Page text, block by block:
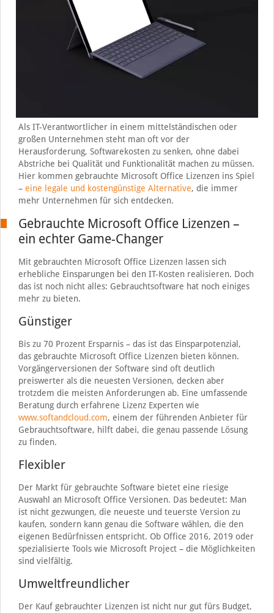
Als IT-Verantwortlicher in einem mittelständischen oder
großen Unternehmen steht man oft vor der
Herausforderung, Softwarekosten zu senken, ohne dabei
Abstriche bei Qualität und Funktionalität machen zu müssen.
Hier kommen gebrauchte Microsoft Office Lizenzen ins Spiel
– eine legale und kostengünstige Alternative, die immer
mehr Unternehmen für sich entdecken.
Gebrauchte Microsoft Office Lizenzen –
ein echter Game-Changer
Mit gebrauchten Microsoft Office Lizenzen lassen sich
erhebliche Einsparungen bei den IT-Kosten realisieren. Doch
das ist noch nicht alles: Gebrauchtsoftware hat noch einiges
mehr zu bieten.
Günstiger
Bis zu 70 Prozent Ersparnis – das ist das Einsparpotenzial,
das gebrauchte Microsoft Office Lizenzen bieten können.
Vorgängerversionen der Software sind oft deutlich
preiswerter als die neuesten Versionen, decken aber
trotzdem die meisten Anforderungen ab. Eine umfassende
Beratung durch erfahrene Lizenz Experten wie
www.softandcloud.com, einem der führenden Anbieter für
Gebrauchtsoftware, hilft dabei, die genau passende Lösung
zu finden.
Flexibler
Der Markt für gebrauchte Software bietet eine riesige
Auswahl an Microsoft Office Versionen. Das bedeutet: Man
ist nicht gezwungen, die neueste und teuerste Version zu
kaufen, sondern kann genau die Software wählen, die den
eigenen Bedürfnissen entspricht. Ob Office 2016, 2019 oder
spezialisierte Tools wie Microsoft Project – die Möglichkeiten
sind vielfältig.
Umweltfreundlicher
Der Kauf gebrauchter Lizenzen ist nicht nur gut fürs Budget,